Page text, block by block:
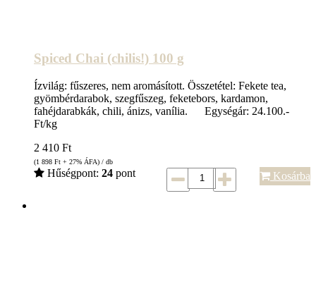
Spiced Chai (chilis!) 100 g
Ízvilág: fűszeres, nem aromásított. Összetétel: Fekete tea,
gyömbérdarabok, szegfűszeg, feketebors, kardamon,
fahéjdarabkák, chili, ánizs, vanília. Egységár: 24.100.-
Ft/kg
2 410 Ft
(1 898 Ft + 27% ÁFA) / db
Hűségpont: 24 pont Kosárba